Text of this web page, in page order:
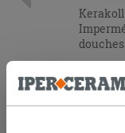
Kerakoll
douches